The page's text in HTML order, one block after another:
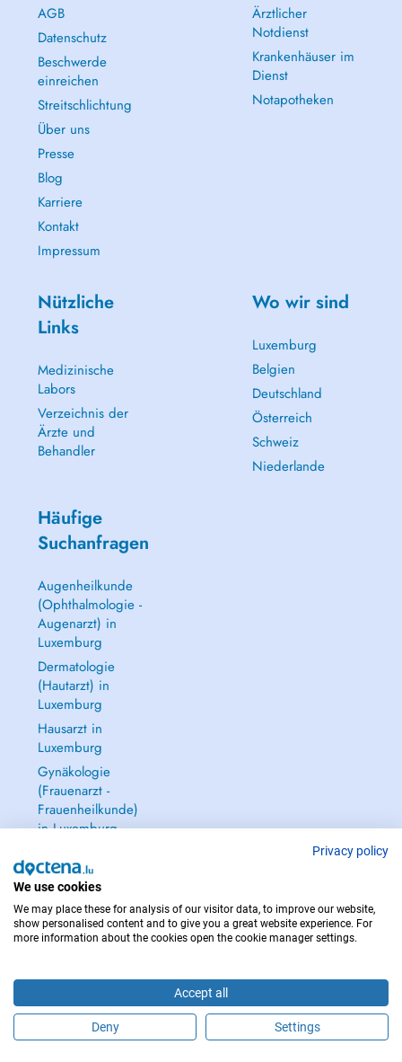
Buchen Sie einen Termin
AGB
Datenschutz
Beschwerde
einreichen
Streitschlichtung
Über uns
Presse
Blog
Karriere
Kontakt
Impressum
Ärztlicher
Notdienst
Krankenhäuser im
Dienst
Notapotheken
Nützliche
Links
Medizinische
Labors
Verzeichnis der
Ärzte und
Behandler
Wo wir sind
Luxemburg
Belgien
Deutschland
Österreich
Schweiz
Niederlande
Häufige
Suchanfragen
Augenheilkunde
(Ophthalmologie -
Augenarzt) in
Luxemburg
Dermatologie
(Hautarzt) in
Luxemburg
Hausarzt in
Luxemburg
Gynäkologie
(Frauenarzt -
Frauenheilkunde)
in Luxemburg
IM NOTFALL WENDEN SIE SICH AN : 112
Privacy policy
We use cookies
We may place these for analysis of our visitor data, to improve our website,
show personalised content and to give you a great website experience. For
more information about the cookies open the cookie manager settings.
Accept all
Deny Settings